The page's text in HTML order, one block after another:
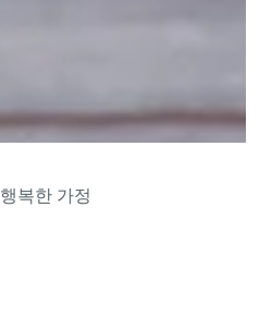
행복한 가정